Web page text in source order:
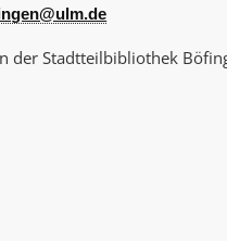
der Stadtteilbibliothek